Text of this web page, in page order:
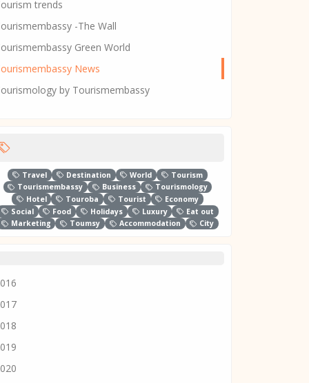
trends
-The Wall
Green World
News
by Tourismembassy
Travel Destination World
Tourism
Tourismembassy
Business
Tourismology
Hotel
Touroba Tourist
Economy
Social
Food Holidays Luxury
Eat out
Marketing
Toumsy Accommodation City